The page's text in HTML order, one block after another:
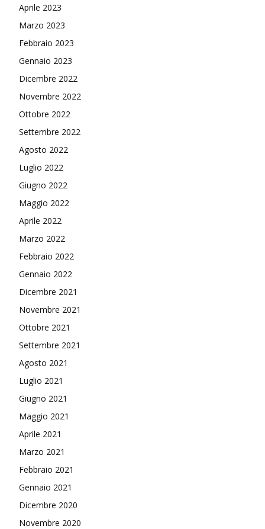
Aprile 2023
Marzo 2023
Febbraio 2023
Gennaio 2023
Dicembre 2022
Novembre 2022
Ottobre 2022
Settembre 2022
Agosto 2022
Luglio 2022
Giugno 2022
Maggio 2022
Aprile 2022
Marzo 2022
Febbraio 2022
Gennaio 2022
Dicembre 2021
Novembre 2021
Ottobre 2021
Settembre 2021
Agosto 2021
Luglio 2021
Giugno 2021
Maggio 2021
Aprile 2021
Marzo 2021
Febbraio 2021
Gennaio 2021
Dicembre 2020
Novembre 2020